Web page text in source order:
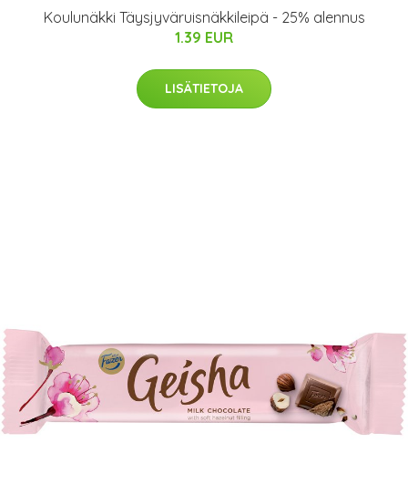
Koulunäkki Täysjyväruisnäkkileipä - 25% alennus
1.39 EUR
LISÄTIETOJA